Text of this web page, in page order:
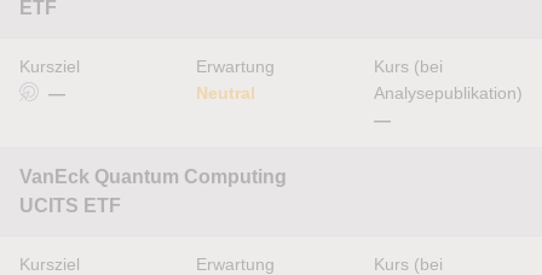
ETF
Kursziel
—
Erwartung
Neutral
Kurs (bei
Analysepublikation)
—
VanEck Quantum Computing
UCITS ETF
Kursziel
Erwartung
Kurs (bei